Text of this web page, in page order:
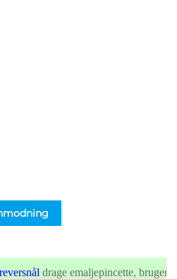
reversnål drage emaljepincette,